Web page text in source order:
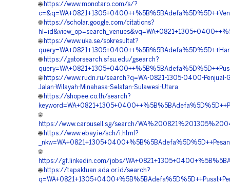
🌐 https://www.monotaro.com/s/?
🌐 https://scholar.google.com/citations?
🌐 https://www.uka.se/sokresultat?
🌐 https://gatorsearch.sfsu.edu/gsearch?
🌐 https://www.rudn.ru/search?q=WA-0821-1305-0400-Penjual-
Jalan-Wilayah-Minahasa-Selatan-Sulawesi-Utara
🌐 https://shopee.co.th/search?
🌐
https://www.carousell.sg/search/
🌐 https://www.ebay.ie/sch/i.html?
🌐
https://gf.linkedin.com/jobs/
🌐 https://tapaktuan.ada.or.id/search?